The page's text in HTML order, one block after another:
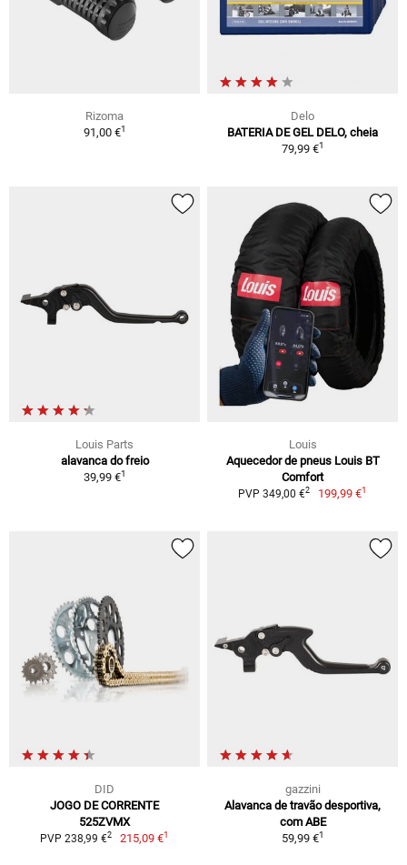
Rizoma
91,00 €1
Delo
BATERIA DE GEL DELO, cheia
79,99 €1
Louis Parts
alavanca do freio
39,99 €1
Louis
Aquecedor de pneus Louis BT
Comfort
PVP 349,00 €2 199,99 €1
DID
JOGO DE CORRENTE
525ZVMX
PVP 238,99 €2 215,09 €1
gazzini
Alavanca de travão desportiva,
com ABE
59,99 €1